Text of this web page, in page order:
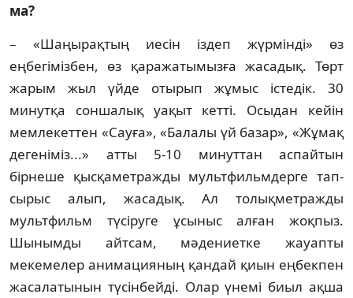
ма?
– «Шаңырақтың иесін іздеп жүрмінді» өз
еңбегімізбен, өз қаражатымызға жа­са­дық. Төрт
жарым жыл үйде отырып жұ­мыс істедік. 30
минутқа соншалық уақыт кетті. Осыдан кейін
мемлекеттен «Сауға», «Ба­лалы үй базар», «Жұмақ
дегеніміз...» атты 5-10 минуттан аспайтын
бірнеше қыс­қаметражды мультфильмдерге тап­
сырыс алып, жасадық. Ал толықметражды
мультфильм түсіруге ұсыныс алған жоқ­пыз.
Шынымды айтсам, мәдениетке жауап­ты
мекемелер анимацияның қан­дай қиын еңбекпен
жасалатынын түсін­бейді. Олар үнемі биыл ақша